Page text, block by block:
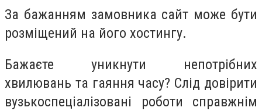
За бажанням замовника сайт може бути
розміщений на його хостингу.
Бажаєте уникнути непотрібних
хвилювань та гаяння часу? Слід довірити
вузькоспеціалізовані роботи справжнім